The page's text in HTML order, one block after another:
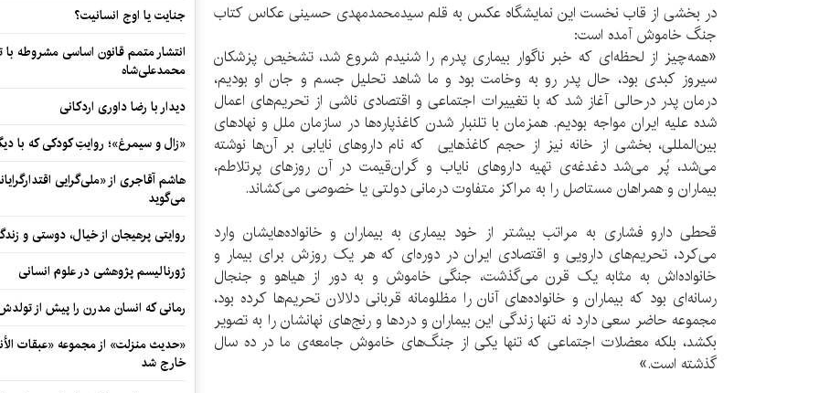
در بخشی از قاب نخست این نمایشگاه عكس به قلم سیدمحمدمهدی حسینی عكاس كتاب
جنگ خاموش آمده است:
«همه‌چیز از لحظه‌ای كه خبر ناگوار بیماری پدرم را شنیدم شروع شد، تشخیص پزشكان
سیروز كبدی بود، حال پدر رو به وخامت بود و ما شاهد تحلیل جسم و جان او بودیم،
درمان پدر در‌حالی آغاز شد كه با تغییرات اجتماعی و اقتصادی ناشی از تحریم‌های اعمال
شده علیه ایران مواجه بودیم. همزمان با تلنبار شدن كاغذپاره‌ها در سازمان ملل و نهادهای
بین‌المللی، بخشی از خانه نیز از حجم كاغذهایی كه نام داروهای نایابی بر آن‌ها نوشته
می‌شد، پُر می‌‌شد دغدغه‌ی تهیه‌ داروهای نایاب و گران‌قیمت در آن روزهای پرتلاطم،
بیماران و همراهان مستاصل را به مراكز متفاوت درمانی دولتی یا خصوصی می‌كشاند.
قحطی دارو فشاری به مراتب بیشتر از خود بیماری به بیماران و خانواده‌هایشان وارد
می‌كرد، تحریم‌های دارویی و اقتصادی ایران در دوره‌ای كه هر یک روزش برای بیمار و
خانواده‌اش به مثابه یک قرن می‌گذشت، جنگی خاموش و به دور از هیاهو و جنجال
رسانه‌ای بود كه بیماران و خانواده‌های آنان را مظلومانه قربانی دلالان تحریم‌ها كرده بود،
مجموعه حاضر سعی دارد نه تنها زندگی این بیماران و دردها و رنج‌های نهانشان را به تصویر
بكشد، بلكه معضلات اجتماعی‌ كه تنها یكی از جنگ‌های خاموش جامعه‌ی ما در ده سال
گذشته است.»
جنایت یا اوج انسانیت؟
انتشار متمم قانون اساسی مشروطه
محمدعلی‌شاه
دیدار با رضا داوری اردکانی
«زال و سیمرغ»؛ روایتِ کودکی که با
هاشم آقاجری از «ملی‌گرایی
می‌گوید
روایتی پرهیجان از خیال، دوستی و
ژورنالیسم پژوهشی در علوم انسانی
رمانی که انسان مدرن را پیش از
«حدیث منزلت» از مجموعه «عبقات
خارج شد